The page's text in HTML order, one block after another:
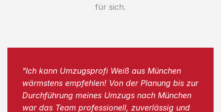
für sich.
"Ich kann Umzugsprofi Weiß aus München
wärmstens empfehlen! Von der Planung bis zur
Durchführung meines Umzugs nach München
war das Team professionell, zuverlässig und